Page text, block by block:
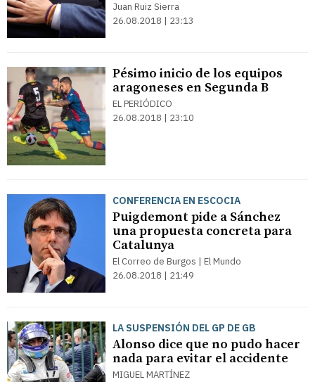
Juan Ruiz Sierra
26.08.2018 | 23:13
Pésimo inicio de los equipos
aragoneses en Segunda B
EL PERIÓDICO
26.08.2018 | 23:10
CONFERENCIA EN ESCOCIA
Puigdemont pide a Sánchez
una propuesta concreta para
Catalunya
El Correo de Burgos | El Mundo
26.08.2018 | 21:49
LA SUSPENSIÓN DEL GP DE GB
Alonso dice que no pudo hacer
nada para evitar el accidente
MIGUEL MARTÍNEZ